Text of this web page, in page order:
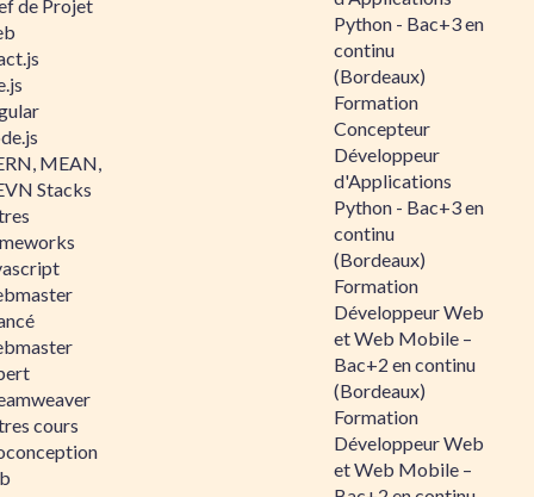
de Projet
MEAN,
Stacks
cours
Python - Bac+3 en
continu
(Bordeaux)
Formation
Concepteur
Développeur
d'Applications
Python - Bac+3 en
continu
(Bordeaux)
Formation
Développeur Web
et Web Mobile –
Bac+2 en continu
(Bordeaux)
Formation
Développeur Web
et Web Mobile –